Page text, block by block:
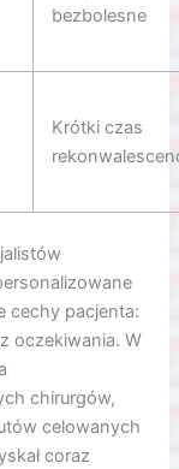
bezbolesne
Krótki czas
cechy pacjenta:
oczekiwania. W
chirurgów,
celowanych
coraz